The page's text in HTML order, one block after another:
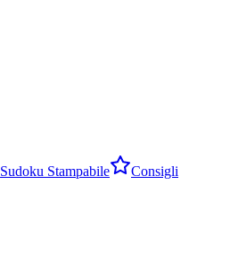
Sudoku Stampabile
Consigli